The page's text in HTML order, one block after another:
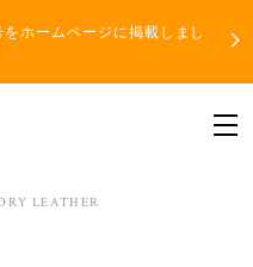
ホームページに掲載しまし
LEATHER